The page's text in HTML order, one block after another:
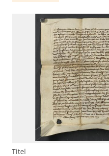
Titel